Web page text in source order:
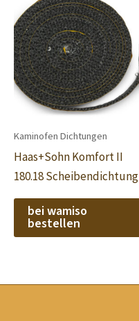
Kaminofen Dichtungen
Haas+Sohn Komfort II
180.18 Scheibendichtung
bei wamiso
bestellen